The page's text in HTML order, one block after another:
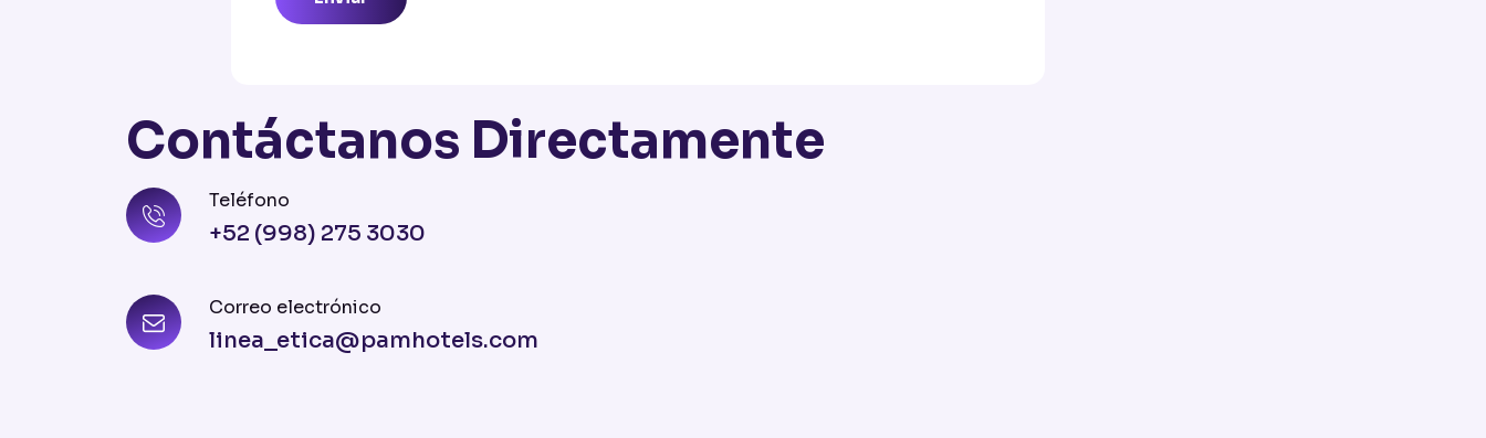
Contáctanos Directamente
Teléfono
+52 (998) 275 3030
Correo electrónico
linea_etica@pamhotels.com